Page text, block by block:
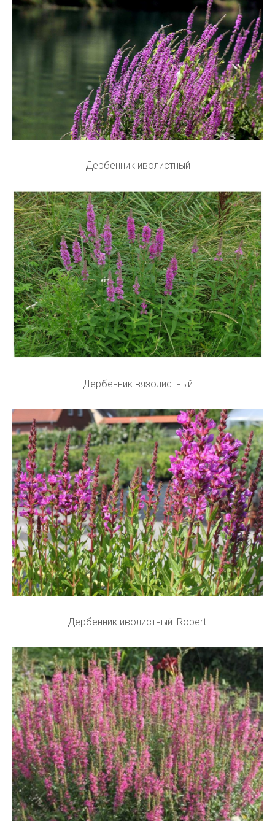
Дербенник иволистный
Дербенник вязолистный
Дербенник иволистный 'Robert'